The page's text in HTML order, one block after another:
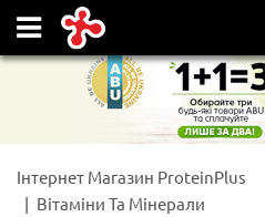
Інтернет Магазин ProteinPlus
Вітаміни Та Мінерали